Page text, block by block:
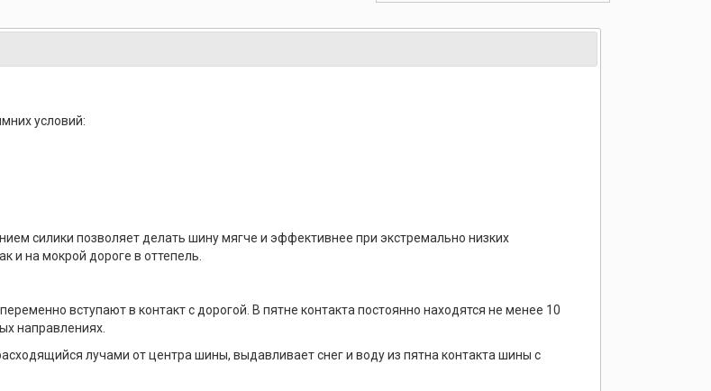
условий:
силики позволяет делать шину мягче и эффективнее при экстремально низких
и на мокрой дороге в оттепель.
вступают в контакт с дорогой. В пятне контакта постоянно находятся не менее 10
направлениях.
лучами от центра шины, выдавливает снег и воду из пятна контакта шины с